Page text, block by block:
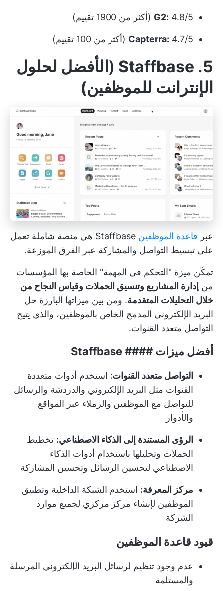
G2: 4.8/5 (أكثر من 1900 تقييم)
Capterra: 4.7/5 (أكثر من 100 تقييم)
5. Staffbase (الأفضل لحلول
الإنترانت للموظفين)
عبر قاعدة الموظفين
Staffbase هي منصة شاملة تعمل
على تبسيط التواصل والمشاركة عبر الفرق الموزعة.
تمكّن ميزة "التحكم في المهمة" الخاصة بها المؤسسات
من إدارة المشاريع وتنسيق الحملات وقياس النجاح من
خلال التحليلات المتقدمة. ومن بين ميزاتها البارزة حل
البريد الإلكتروني المدمج الخاص بالموظفين، والذي يتيح
التواصل متعدد القنوات.
أفضل ميزات #### Staffbase
التواصل متعدد القنوات: استخدم أدوات متعددة
القنوات مثل البريد الإلكتروني والدردشة والرسائل
للتواصل مع الموظفين والزملاء عبر المواقع
والأدوار
الرؤى المستندة إلى الذكاء الاصطناعي: تخطيط
الحملات وتحليلها باستخدام أدوات الذكاء
الاصطناعي لتحسين الرسائل وتحسين المشاركة
مركز المعرفة: استخدم الشبكة الداخلية وتطبيق
الموظفين لإنشاء مركز مركزي لجميع موارد
الشركة
قيود قاعدة الموظفين
عدم وجود تنظيم لرسائل البريد الإلكتروني المرسلة
والمستلمة